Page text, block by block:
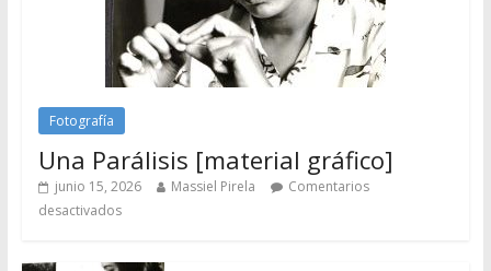
Fotografía
Una Parálisis [material gráfico]
junio 15, 2026 Massiel Pirela
Comentarios
desactivados